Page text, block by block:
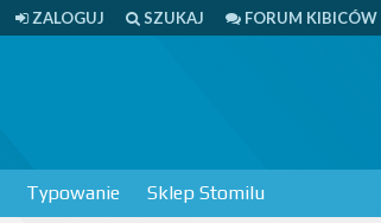
ZALOGUJ SZUKAJ FORUM KIBICÓW
Typowanie Sklep Stomilu